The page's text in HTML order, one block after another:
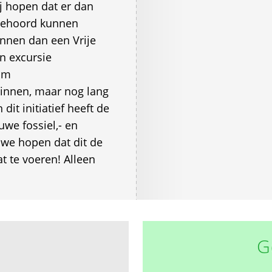
hopen dat er dan
kunnen
dan een Vrije
excursie
maar nog lang
dit initiatief heeft de
fossiel,- en
hopen dat dit de
te voeren! Alleen